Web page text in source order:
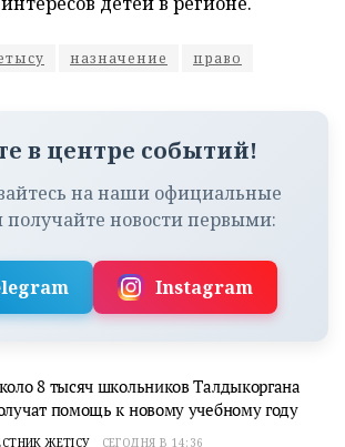
назначение право
в центре событий!
на наши официальные
новости первыми:
Instagram
8 тысяч школьников Талдыкоргана
помощь к новому учебному году
ЖЕТІСУ СЕГОДНЯ В 14:36